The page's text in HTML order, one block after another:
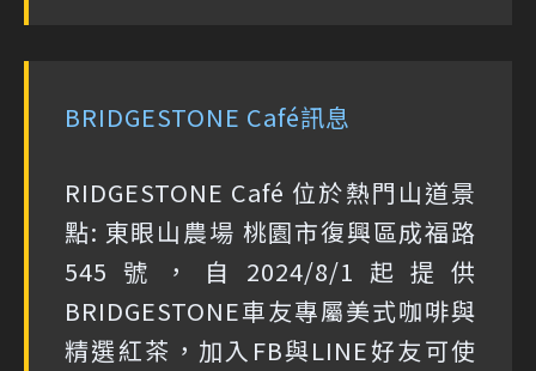
BRIDGESTONE Café訊息
RIDGESTONE Café 位於熱門山道景
點: 東眼山農場 桃園市復興區成福路
545號，自2024/8/1起提供
BRIDGESTONE車友專屬美式咖啡與
精選紅茶，加入FB與LINE好友可使